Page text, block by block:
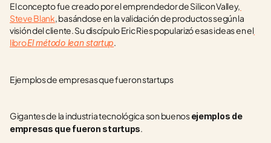
El concepto fue creado por el emprendedor de Silicon Valley,
Steve Blank, basándose en la validación de productos según la
visión del cliente. Su discípulo Eric Ries popularizó esas ideas en el
libro El método lean startup.
Ejemplos de empresas que fueron startups
Gigantes de la industria tecnológica son buenos ejemplos de
empresas que fueron startups.